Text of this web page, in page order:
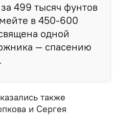
499 тысяч фунтов
в 450-600
одной
— спасению
также
и Сергея